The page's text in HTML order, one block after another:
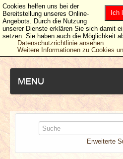
MENU
NEUESTE ARTIKEL
NEWS & DATES
Erweiterte
Ich
Cookies helfen uns bei der
Bereitstellung unseres Online-
Angebots. Durch die Nutzung
unserer Dienste erklären Sie sich damit
setzen. Sie haben auch die Möglichkeit
Datenschutzrichtlinie ansehen
Weitere Informationen zu Cookies